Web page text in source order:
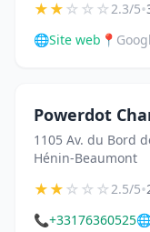
★★☆☆☆2.3/5•
🌐Site web 📍
Powerdot
1105 Av. du Bord
Hénin-Beaumont
★★☆☆☆2.5/5•
📞+33176360525